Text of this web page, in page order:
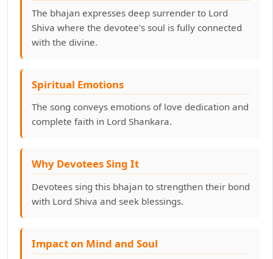
The bhajan expresses deep surrender to Lord
Shiva where the devotee’s soul is fully connected
with the divine.
Spiritual Emotions
The song conveys emotions of love dedication and
complete faith in Lord Shankara.
Why Devotees Sing It
Devotees sing this bhajan to strengthen their bond
with Lord Shiva and seek blessings.
Impact on Mind and Soul